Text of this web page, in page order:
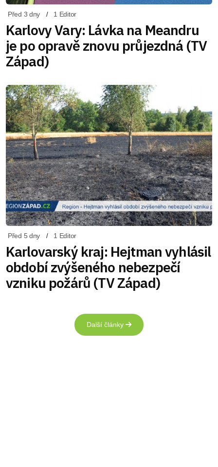
Před 3 dny 1 Editor
Karlovy Vary: Lávka na Meandru
je po opravě znovu průjezdná (TV
Západ)
Před 5 dny 1 Editor
Karlovarský kraj: Hejtman vyhlásil
období zvýšeného nebezpečí
vzniku požárů (TV Západ)
Další články